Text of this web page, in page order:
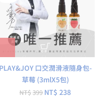
PLAY&JOY 口交潤滑液隨身包-
草莓 (3mlX5包)
NT$399 NT$ 238